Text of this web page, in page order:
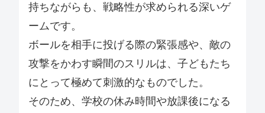
持ちながらも、戦略性が求められる深いゲ
ームです。
ボールを相手に投げる際の緊張感や、敵の
攻撃をかわす瞬間のスリルは、子どもたち
にとって極めて刺激的なものでした。
そのため、学校の休み時間や放課後になる